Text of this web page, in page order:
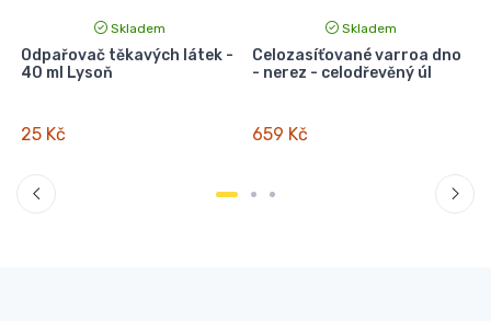
Skladem
Odpařovač těkavých látek -
40 ml Lysoň
25 Kč
Skladem
Celozasíťované varroa dno
- nerez - celodřevěný úl
659 Kč